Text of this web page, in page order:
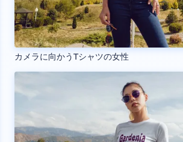
カメラに向かうTシャツの女性